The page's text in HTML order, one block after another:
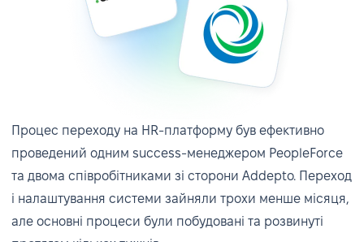
Процес переходу на HR-платформу був ефективно
проведений одним success-менеджером PeopleForce
та двома співробітниками зі сторони Addepto. Переход
і налаштування системи зайняли трохи менше місяця,
але основні процеси були побудовані та розвинуті